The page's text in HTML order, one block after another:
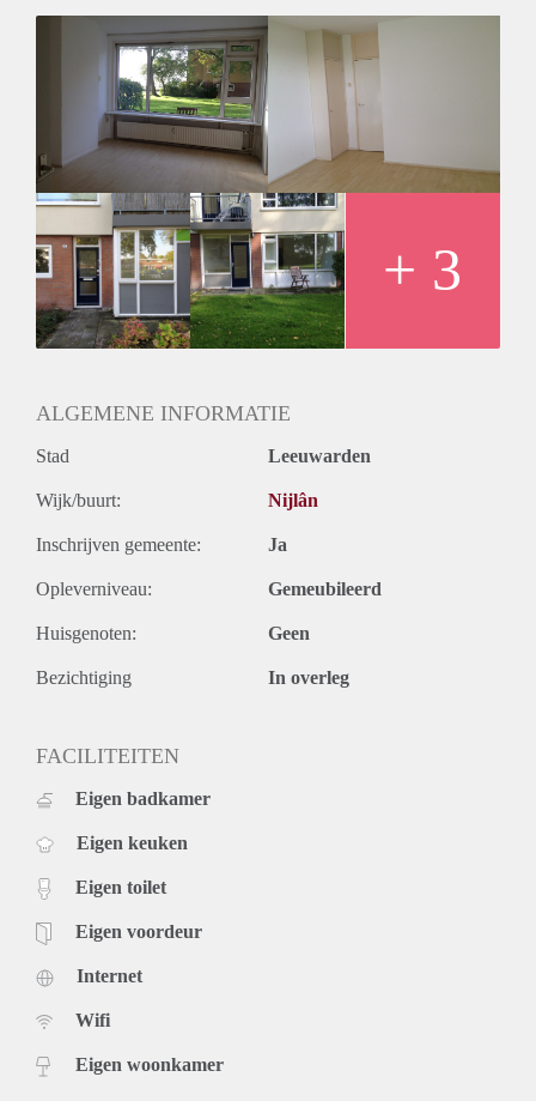
+ 3
ALGEMENE INFORMATIE
Stad Leeuwarden
Wijk/buurt: Nijlân
Inschrijven gemeente: Ja
Opleverniveau: Gemeubileerd
Huisgenoten: Geen
Bezichtiging In overleg
FACILITEITEN
Eigen badkamer
Eigen keuken
Eigen toilet
Eigen voordeur
Internet
Wifi
Eigen woonkamer